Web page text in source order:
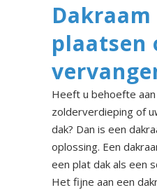
plaatsen
Heeft u behoefte
zolderverdieping of
dak? Dan is een
oplossing. Een
een plat dak als een
Het fijne aan een